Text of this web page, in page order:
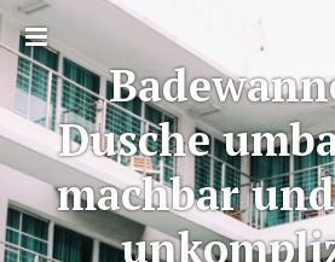
Toggle
sidebar
Dusche
machbar